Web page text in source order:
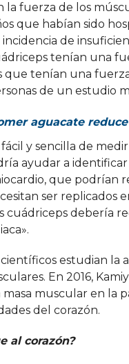
la fuerza de los
que habían sido
de
tenían una
que tenían una
de un estudio
aguacate
y sencilla de
ayudar a
que podrían
ser
cuádriceps debería
estudian
En 2016,
muscular en la
del corazón.
al corazón?